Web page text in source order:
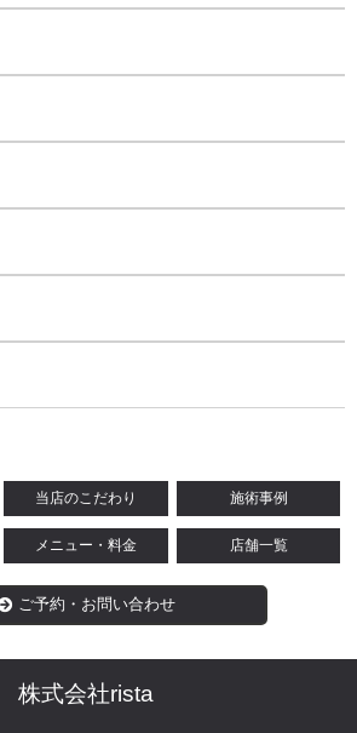
当店のこだわり 施術事例
メニュー・料金 店舗一覧
ご予約・お問い合わせ
株式会社rista